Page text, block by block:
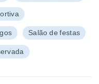
Salão de festas